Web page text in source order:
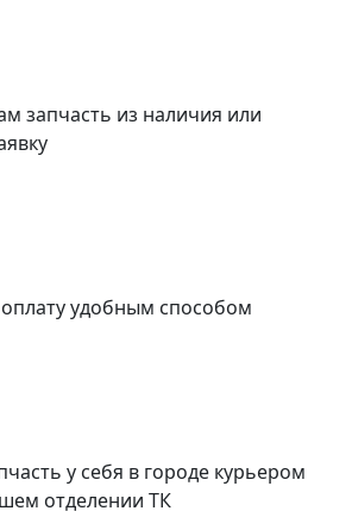
запчасть из наличия или
удобным способом
у себя в городе курьером
отделении ТК